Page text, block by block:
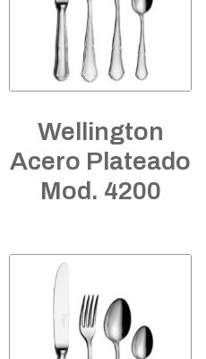
Wellington
Acero Plateado
Mod. 4200